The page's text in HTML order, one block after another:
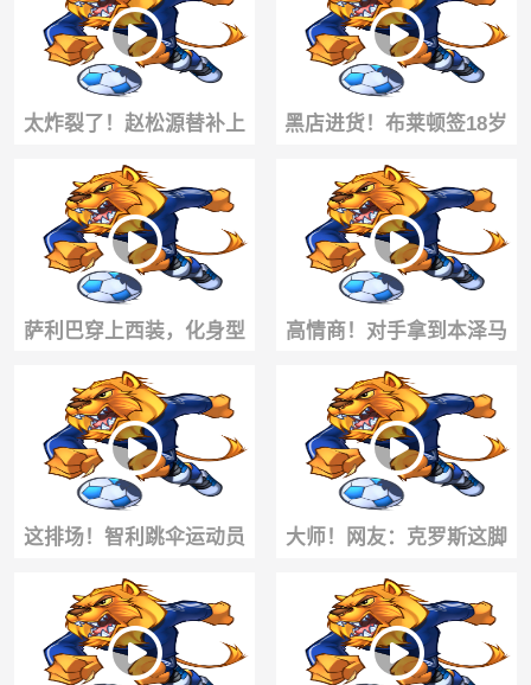
假，坐坐游艇吗？
太炸裂了！赵松源替补上
场就轰进世界波，1分钟2
球反超太猛了
黑店进货！布莱顿签18岁
前锋瓦伦丁·约瑟夫⚽️看看
实力如何？
萨利巴穿上西装，化身型
男🤩
高情商！对手拿到本泽马
球衣，被反要球衣后震惊
这排场！智利跳伞运动员
高空降落，为沃齐尼亚送
上科洛科洛球衣
大师！网友：克罗斯这脚
绝妙直塞，如今哪个皇马
球员能踢出来？